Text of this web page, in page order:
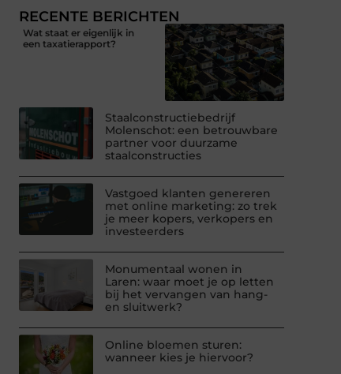
RECENTE BERICHTEN
Wat staat er eigenlijk in
een taxatierapport?
Staalconstructiebedrijf
Molenschot: een betrouwbare
partner voor duurzame
staalconstructies
Vastgoed klanten genereren
met online marketing: zo trek
je meer kopers, verkopers en
investeerders
Monumentaal wonen in
Laren: waar moet je op letten
bij het vervangen van hang-
en sluitwerk?
Online bloemen sturen:
wanneer kies je hiervoor?